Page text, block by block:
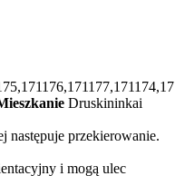
Druskininkai
następuje przekierowanie.
i mogą ulec